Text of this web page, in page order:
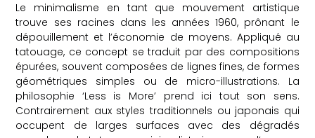
Le minimalisme en tant que mouvement artistique
trouve ses racines dans les années 1960, prônant le
dépouillement et l’économie de moyens. Appliqué au
tatouage, ce concept se traduit par des compositions
épurées, souvent composées de lignes fines, de formes
géométriques simples ou de micro-illustrations. La
philosophie ‘Less is More’ prend ici tout son sens.
Contrairement aux styles traditionnels ou japonais qui
occupent de larges surfaces avec des dégradés